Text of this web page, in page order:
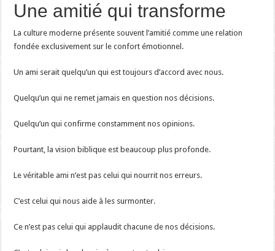
Une amitié qui transforme
La culture moderne présente souvent l’amitié comme une relation
fondée exclusivement sur le confort émotionnel.
Un ami serait quelqu’un qui est toujours d’accord avec nous.
Quelqu’un qui ne remet jamais en question nos décisions.
Quelqu’un qui confirme constamment nos opinions.
Pourtant, la vision biblique est beaucoup plus profonde.
Le véritable ami n’est pas celui qui nourrit nos erreurs.
C’est celui qui nous aide à les surmonter.
Ce n’est pas celui qui applaudit chacune de nos décisions.